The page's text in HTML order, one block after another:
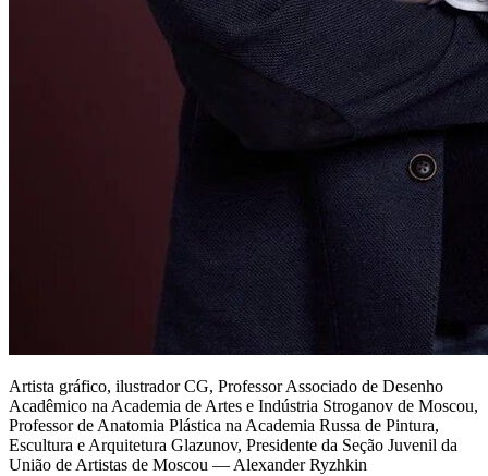
Artista gráfico, ilustrador CG, Professor Associado de Desenho
Acadêmico na Academia de Artes e Indústria Stroganov de Moscou,
Professor de Anatomia Plástica na Academia Russa de Pintura,
Escultura e Arquitetura Glazunov, Presidente da Seção Juvenil da
União de Artistas de Moscou — Alexander Ryzhkin